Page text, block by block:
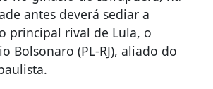
antes deverá sediar a
principal rival de Lula, o
Bolsonaro (PL-RJ), aliado do